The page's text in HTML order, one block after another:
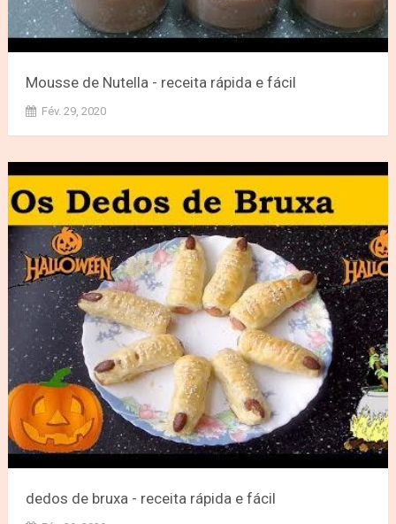
Mousse de Nutella - receita rápida e fácil
Fév. 29, 2020
dedos de bruxa - receita rápida e fácil